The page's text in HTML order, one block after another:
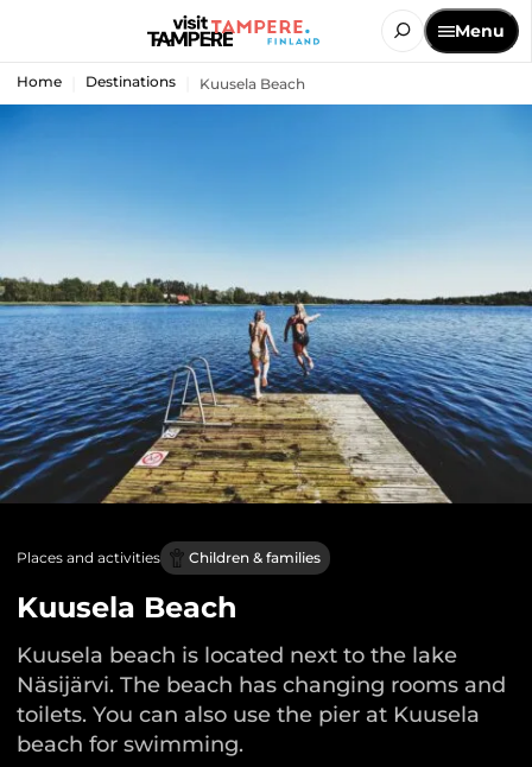
Menu
Home Destinations Kuusela Beach
Places and activities Children & families
Kuusela Beach
Kuusela beach is located next to the lake
Näsijärvi. The beach has changing rooms and
toilets. You can also use the pier at Kuusela
beach for swimming.